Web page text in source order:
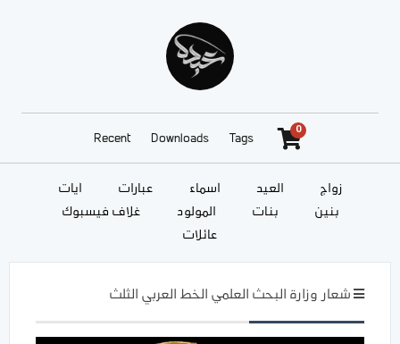
Recent Downloads Tags
0
آيات عبارات أسماء العيد
زواج
غلاف فيسبوك
المولود بنات
بنين
عائلات
شعار وزارة البحث العلمي الخط العربي الثلث